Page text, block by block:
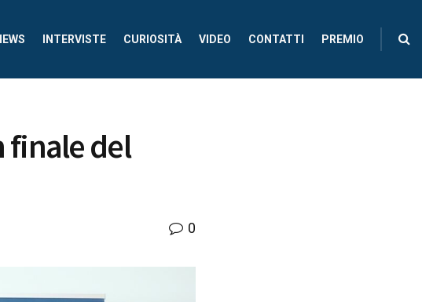
INTERVISTE CURIOSITÀ VIDEO CONTATTI PREMIO
finale del
0